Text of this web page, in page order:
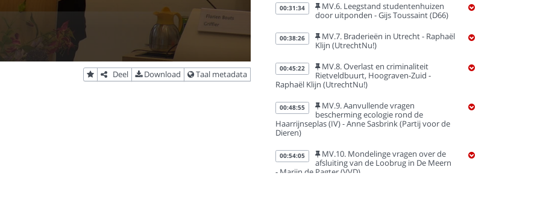
Deel Download Taal metadata
00:31:34
MV.6. Leegstand studentenhuizen
door uitponden - Gijs Toussaint (D66)
00:38:26
MV.7. Braderieën in Utrecht - Raphaël
Klijn (UtrechtNu!)
00:45:22
MV.8. Overlast en criminaliteit
Rietveldbuurt, Hoograven-Zuid -
Raphaël Klijn (UtrechtNu!)
00:48:55
MV.9. Aanvullende vragen
bescherming ecologie rond de
Haarrijnseplas (IV) - Anne Sasbrink (Partij voor de
Dieren)
00:54:05
MV.10. Mondelinge vragen over de
afsluiting van de Loobrug in De Meern
- Marijn de Pagter (VVD)